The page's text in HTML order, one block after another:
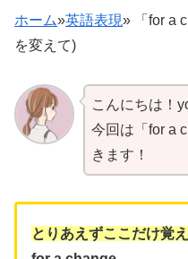
ホーム»英語表現» 「for a
を変えて)
こんにちは！
今回は「for a
きます！
とりあえずここだけ覚